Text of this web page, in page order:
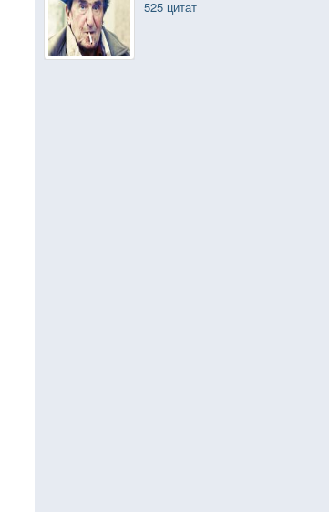
525 цитат